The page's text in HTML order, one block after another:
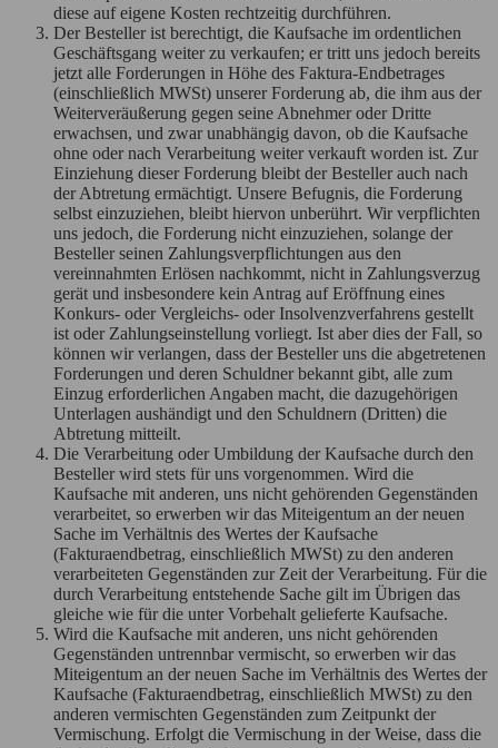
diese auf eigene Kosten rechtzeitig durchführen.
Der Besteller ist berechtigt, die Kaufsache im ordentlichen
Geschäftsgang weiter zu verkaufen; er tritt uns jedoch bereits
jetzt alle Forderungen in Höhe des Faktura-Endbetrages
(einschließlich MWSt) unserer Forderung ab, die ihm aus der
Weiterveräußerung gegen seine Abnehmer oder Dritte
erwachsen, und zwar unabhängig davon, ob die Kaufsache
ohne oder nach Verarbeitung weiter verkauft worden ist. Zur
Einziehung dieser Forderung bleibt der Besteller auch nach
der Abtretung ermächtigt. Unsere Befugnis, die Forderung
selbst einzuziehen, bleibt hiervon unberührt. Wir verpflichten
uns jedoch, die Forderung nicht einzuziehen, solange der
Besteller seinen Zahlungsverpflichtungen aus den
vereinnahmten Erlösen nachkommt, nicht in Zahlungsverzug
gerät und insbesondere kein Antrag auf Eröffnung eines
Konkurs- oder Vergleichs- oder Insolvenzverfahrens gestellt
ist oder Zahlungseinstellung vorliegt. Ist aber dies der Fall, so
können wir verlangen, dass der Besteller uns die abgetretenen
Forderungen und deren Schuldner bekannt gibt, alle zum
Einzug erforderlichen Angaben macht, die dazugehörigen
Unterlagen aushändigt und den Schuldnern (Dritten) die
Abtretung mitteilt.
Die Verarbeitung oder Umbildung der Kaufsache durch den
Besteller wird stets für uns vorgenommen. Wird die
Kaufsache mit anderen, uns nicht gehörenden Gegenständen
verarbeitet, so erwerben wir das Miteigentum an der neuen
Sache im Verhältnis des Wertes der Kaufsache
(Fakturaendbetrag, einschließlich MWSt) zu den anderen
verarbeiteten Gegenständen zur Zeit der Verarbeitung. Für die
durch Verarbeitung entstehende Sache gilt im Übrigen das
gleiche wie für die unter Vorbehalt gelieferte Kaufsache.
Wird die Kaufsache mit anderen, uns nicht gehörenden
Gegenständen untrennbar vermischt, so erwerben wir das
Miteigentum an der neuen Sache im Verhältnis des Wertes der
Kaufsache (Fakturaendbetrag, einschließlich MWSt) zu den
anderen vermischten Gegenständen zum Zeitpunkt der
Vermischung. Erfolgt die Vermischung in der Weise, dass die